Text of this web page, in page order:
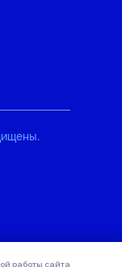
работы сайта